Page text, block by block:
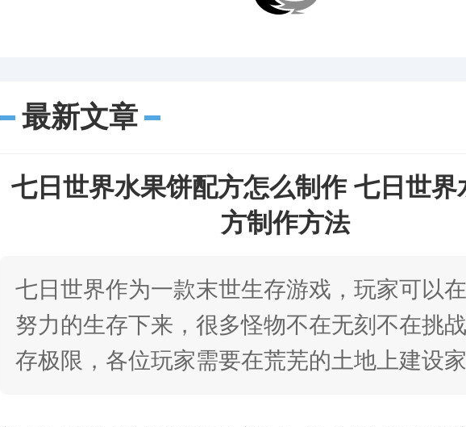
最新文章
七日世界水果饼配方怎么制作 七日世界
方制作方法
七日世界作为一款末世生存游戏，玩家可以
努力的生存下来，很多怪物不在无刻不在挑
存极限，各位玩家需要在荒芜的土地上建设